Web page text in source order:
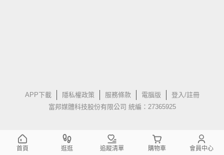
APP下載 隱私權政策 服務條款 電腦版
登入/註冊
富邦媒體科技股份有限公司 統編：27365925
首頁 逛逛 追蹤清單 購物車 會員中心